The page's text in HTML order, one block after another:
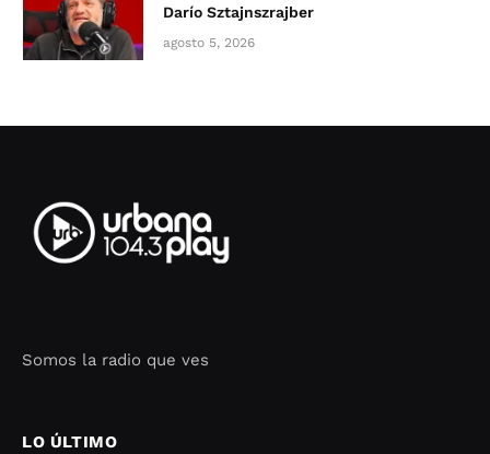
Darío Sztajnszrajber
agosto 5, 2026
Somos la radio que ves
LO ÚLTIMO